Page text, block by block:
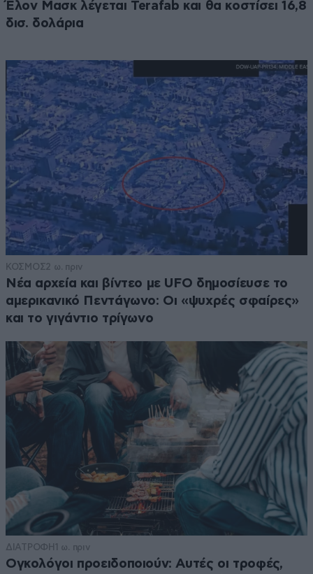
Έλον Μασκ λέγεται Terafab και θα κοστίσει 16,8
δισ. δολάρια
ΚΟΣΜΟΣ2 ω. πριν
Νέα αρχεία και βίντεο με UFO δημοσίευσε το
αμερικανικό Πεντάγωνο: Οι «ψυχρές σφαίρες»
και το γιγάντιο τρίγωνο
ΔΙΑΤΡΟΦΗ 1 ω. πριν
Ογκολόγοι προειδοποιούν: Αυτές οι τροφές,